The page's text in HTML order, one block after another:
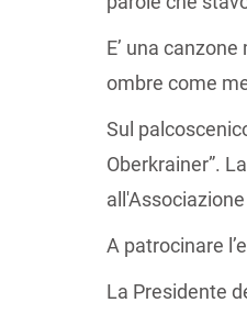
E’ una
ombre come
Sul
Oberkrainer”.
A patrocinare
La Presidente